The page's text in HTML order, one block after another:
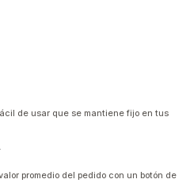
de usar que se mantiene fijo en tus
promedio del pedido con un botón de